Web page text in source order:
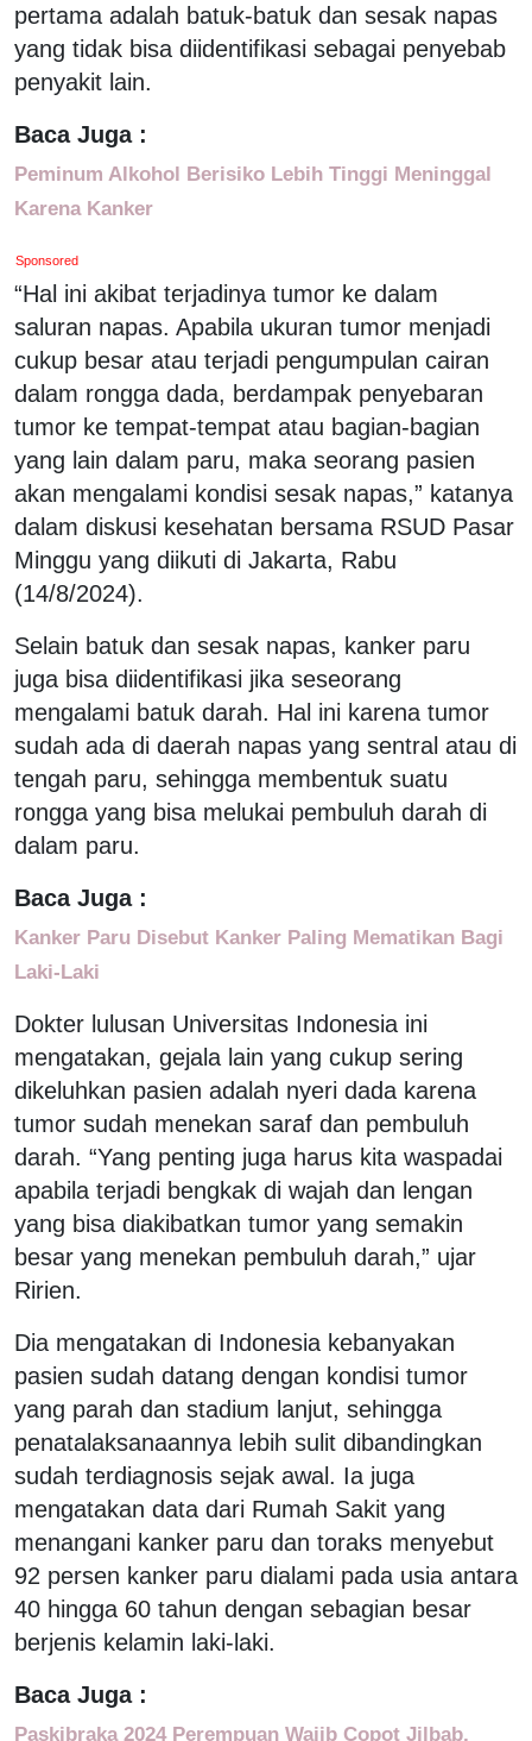
pertama adalah batuk-batuk dan sesak napas
yang tidak bisa diidentifikasi sebagai penyebab
penyakit lain.
Baca Juga :
Peminum Alkohol Berisiko Lebih Tinggi Meninggal
Karena Kanker
Sponsored
“Hal ini akibat terjadinya tumor ke dalam
saluran napas. Apabila ukuran tumor menjadi
cukup besar atau terjadi pengumpulan cairan
dalam rongga dada, berdampak penyebaran
tumor ke tempat-tempat atau bagian-bagian
yang lain dalam paru, maka seorang pasien
akan mengalami kondisi sesak napas,” katanya
dalam diskusi kesehatan bersama RSUD Pasar
Minggu yang diikuti di Jakarta, Rabu
(14/8/2024).
Selain batuk dan sesak napas, kanker paru
juga bisa diidentifikasi jika seseorang
mengalami batuk darah. Hal ini karena tumor
sudah ada di daerah napas yang sentral atau di
tengah paru, sehingga membentuk suatu
rongga yang bisa melukai pembuluh darah di
dalam paru.
Baca Juga :
Kanker Paru Disebut Kanker Paling Mematikan Bagi
Laki-Laki
Dokter lulusan Universitas Indonesia ini
mengatakan, gejala lain yang cukup sering
dikeluhkan pasien adalah nyeri dada karena
tumor sudah menekan saraf dan pembuluh
darah. “Yang penting juga harus kita waspadai
apabila terjadi bengkak di wajah dan lengan
yang bisa diakibatkan tumor yang semakin
besar yang menekan pembuluh darah,” ujar
Ririen.
Dia mengatakan di Indonesia kebanyakan
pasien sudah datang dengan kondisi tumor
yang parah dan stadium lanjut, sehingga
penatalaksanaannya lebih sulit dibandingkan
sudah terdiagnosis sejak awal. Ia juga
mengatakan data dari Rumah Sakit yang
menangani kanker paru dan toraks menyebut
92 persen kanker paru dialami pada usia antara
40 hingga 60 tahun dengan sebagian besar
berjenis kelamin laki-laki.
Baca Juga :
Paskibraka 2024 Perempuan Wajib Copot Jilbab,